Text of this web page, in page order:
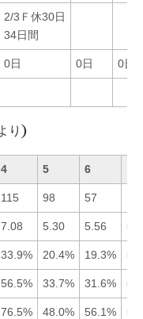
2/3Ｆ休30日
34日間
0日 0日 0日
り)
4 5 6
115 98 57
7.08 5.30 5.56
33.9% 20.4% 19.3%
56.5% 33.7% 31.6%
76.5% 48.0% 56.1%